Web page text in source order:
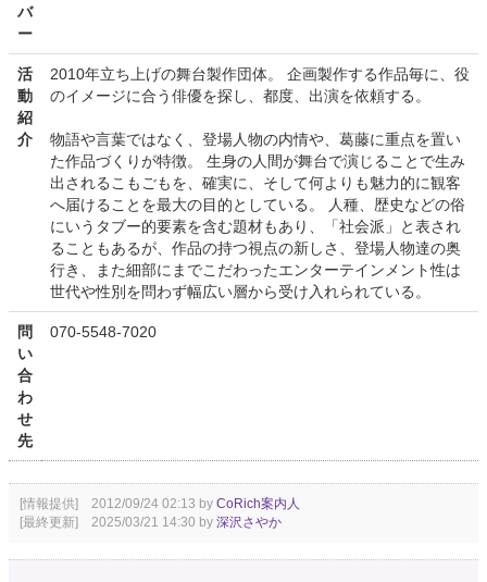
バ
ー
活
動
紹
介
2010年立ち上げの舞台製作団体。 企画製作する作品毎に、役
のイメージに合う俳優を探し、都度、出演を依頼する。
物語や言葉ではなく、登場人物の内情や、葛藤に重点を置い
た作品づくりが特徴。 生身の人間が舞台で演じることで生み
出されるこもごもを、確実に、そして何よりも魅力的に観客
へ届けることを最大の目的としている。 人種、歴史などの俗
にいうタブー的要素を含む題材もあり、「社会派」と表され
ることもあるが、作品の持つ視点の新しさ、登場人物達の奥
行き、また細部にまでこだわったエンターテインメント性は
世代や性別を問わず幅広い層から受け入れられている。
問
い
合
わ
せ
先
070-5548-7020
[情報提供] 2012/09/24 02:13 by CoRich案内人
[最終更新] 2025/03/21 14:30 by 深沢さやか